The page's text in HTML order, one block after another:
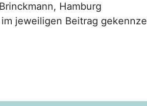
Hamburg
jeweiligen Beitrag